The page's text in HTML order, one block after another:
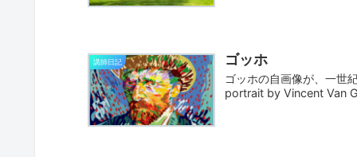
講師日記 ゴッホ
ゴッホの自画像が、一世
portrait by Vincent Van